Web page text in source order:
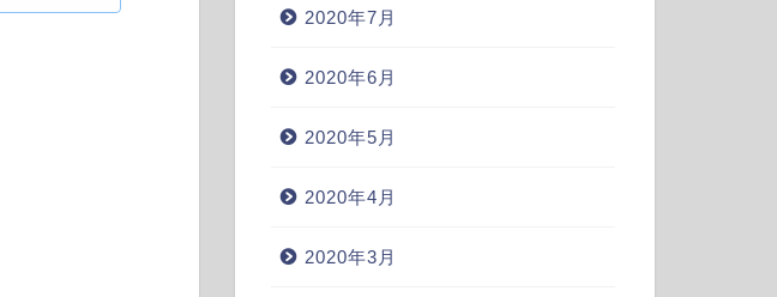
2020年7月
2020年6月
2020年5月
2020年4月
2020年3月